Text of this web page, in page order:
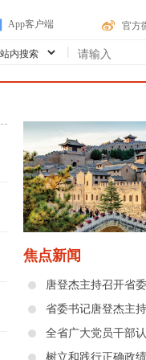
App客户端 官方
|
焦点新闻
唐登杰主持召开省
省委书记唐登杰主